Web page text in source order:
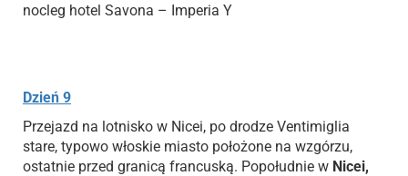
nocleg hotel Savona – Imperia Y
Dzień 9
Przejazd na lotnisko w Nicei, po drodze Ventimiglia
stare, typowo włoskie miasto położone na wzgórzu,
ostatnie przed granicą francuską. Popołudnie w Nicei,